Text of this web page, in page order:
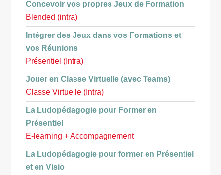
Concevoir vos propres Jeux de Formation
Blended (intra)
Intégrer des Jeux dans vos Formations et
vos Réunions
Présentiel (Intra)
Jouer en Classe Virtuelle (avec Teams)
Classe Virtuelle (Intra)
La Ludopédagogie pour Former en
Présentiel
E-learning + Accompagnement
La Ludopédagogie pour former en Présentiel
et en Visio